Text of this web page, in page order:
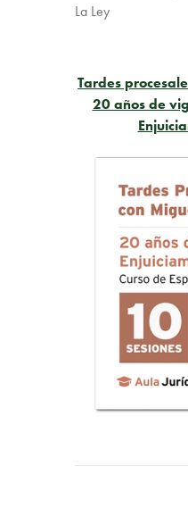
La Ley
Tardes
20 años de